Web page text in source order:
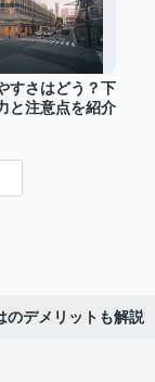
すさはどう？下
と注意点を紹介
のデメリットも解説